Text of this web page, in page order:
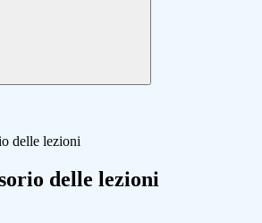
delle lezioni
delle lezioni